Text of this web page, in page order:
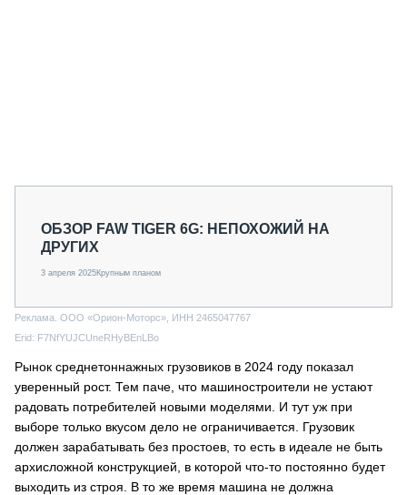
ОБЗОР FAW TIGER 6G: НЕПОХОЖИЙ НА
ДРУГИХ
3 апреля 2025Крупным планом
Реклама. ООО «Орион-Моторс», ИНН 2465047767
Erid: F7NfYUJCUneRHyBEnLBo
Рынок среднетоннажных грузовиков в 2024 году показал
уверенный рост. Тем паче, что машиностроители не устают
радовать потребителей новыми моделями. И тут уж при
выборе только вкусом дело не ограничивается. Грузовик
должен зарабатывать без простоев, то есть в идеале не быть
архисложной конструкцией, в которой что-то постоянно будет
выходить из строя. В то же время машина не должна